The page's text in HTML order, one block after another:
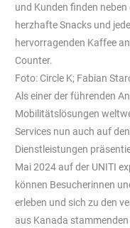
und Kunden finden
herzhafte Snacks und
hervorragenden Kaffee
Counter.
Foto: Circle K; Fabian
Als einer der führenden
Mobilitätslösungen
Services nun auch auf
Dienstleistungen
Mai 2024 auf der UNITI
können Besucherinnen
erleben und sich zu den
aus Kanada